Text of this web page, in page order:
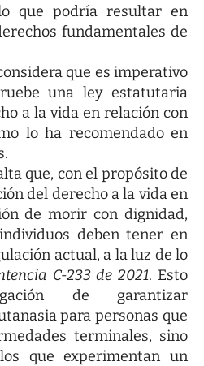
que podría resultar en
fundamentales de
que es imperativo
una ley estatutaria
a la vida en relación con
lo ha recomendado en
que, con el propósito de
del derecho a la vida en
de morir con dignidad,
deben tener en
actual, a la luz de lo
C-233 de 2021. Esto
de garantizar
para personas que
terminales, sino
que experimentan un